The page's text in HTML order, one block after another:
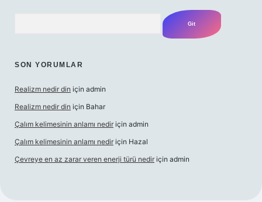
SON YORUMLAR
Realizm nedir din için admin
Realizm nedir din için Bahar
Çalım kelimesinin anlamı nedir için admin
Çalım kelimesinin anlamı nedir için Hazal
Çevreye en az zarar veren enerji türü nedir için admin